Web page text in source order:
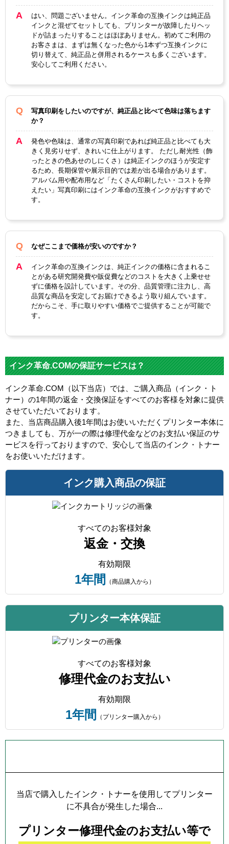
顔料・染料 染料
ICチップ なし
製品タイプ
はい、問題ございません。インク革命の互換インクは純正品
インクと混ぜてセットしても、プリンターが故障したりヘッ
ドが詰まったりすることはほぼありません。初めてご利用の
お客さまは、まずは無くなった色から1本ずつ互換インクに
切り替えて、純正品と併用されるケースも多くございます。
安心してご利用ください。
写真印刷をしたいのですが、純正品と比べて色味は落ちます
か？
発色や色味は、通常の写真印刷であれば純正品と比べても大
きく見劣りせず、きれいに仕上がります。 ただし耐光性（飾
ったときの色あせのしにくさ）は純正インクのほうが安定す
るため、長期保管や展示目的では差が出る場合があります。
アルバム用や配布用など「たくさん印刷したい・コストを抑
えたい」写真印刷にはインク革命の互換インクがおすすめで
す。
なぜここまで価格が安いのですか？
インク革命の互換インクは、純正インクの価格に含まれるこ
とがある研究開発費や販促費などのコストを大きく上乗せせ
ずに価格を設計しています。その分、品質管理に注力し、高
品質な商品を安定してお届けできるよう取り組んでいます。
だからこそ、手に取りやすい価格でご提供することが可能で
す。
インク革命.COMの保証サービスは？
インク革命.COM（以下当店）では、ご購入商品（インク・ト
ナー）の1年間の返金・交換保証をすべてのお客様を対象に提供
させていただいております。
また、当店商品購入後1年間はお使いいただくプリンター本体に
つきましても、万が一の際は修理代金などのお支払い保証のサ
ービスを行っておりますので、安心して当店のインク・トナー
をお使いいただけます。
インク購入商品の保証
すべてのお客様対象
返金・交換
有効期限
1年間 （商品購入から）
プリンター本体保証
すべてのお客様対象
修理代金のお支払い
有効期限
1年間 （プリンター購入から）
当店で購入したインク・トナーを使用してプリンター
に不具合が発生した場合...
プリンター修理代金のお支払い等で